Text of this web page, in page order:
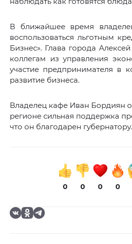
В ближайшее время
воспользоваться льготным
Бизнес». Глава города
коллегам из управления
участие предпринимателя в
развитие бизнеса.
Владелец кафе Иван Бордиян
регионе сильная поддержка
что он благодарен губернатору.
0 0 0 0